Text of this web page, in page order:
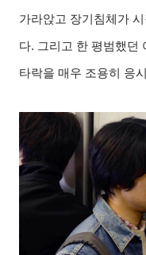
가라앉고 장기침체가
다. 그리고 한 평범했던
타락을 매우 조용히 응